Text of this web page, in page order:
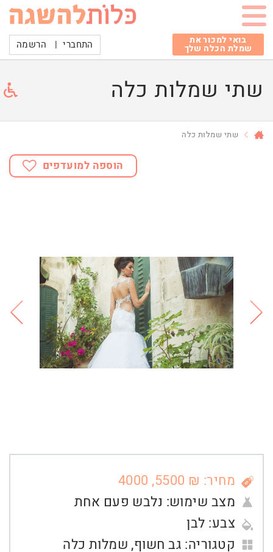
בואי למכור את
שמלת הכלה שלך התחברי | הרשמה
שתי שמלות כלה
שתי שמלות כלה
הוספה למועדפים
מחיר: ₪ 5500, 4000
מצב שימוש: נלבש פעם אחת
צבע: לבן
קטגוריה: גב חשוף, שמלות כלה